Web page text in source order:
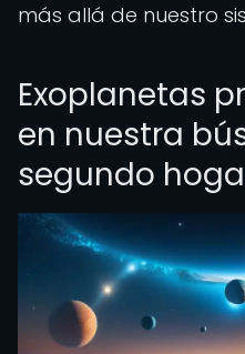
más allá de nuestro
Exoplanetas
en nuestra
segundo